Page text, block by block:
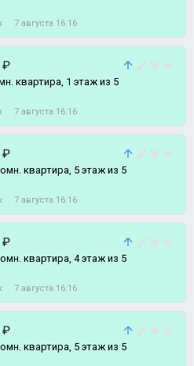
7 августа 16:16
₽
квартира, 1 этаж из 5
7 августа 16:16
₽
квартира, 5 этаж из 5
7 августа 16:16
₽
квартира, 4 этаж из 5
7 августа 16:16
₽
квартира, 5 этаж из 5